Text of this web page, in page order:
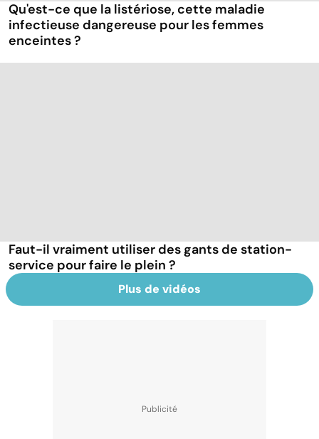
Qu'est-ce que la listériose, cette maladie
infectieuse dangereuse pour les femmes
enceintes ?
Faut-il vraiment utiliser des gants de station-
service pour faire le plein ?
Plus de vidéos